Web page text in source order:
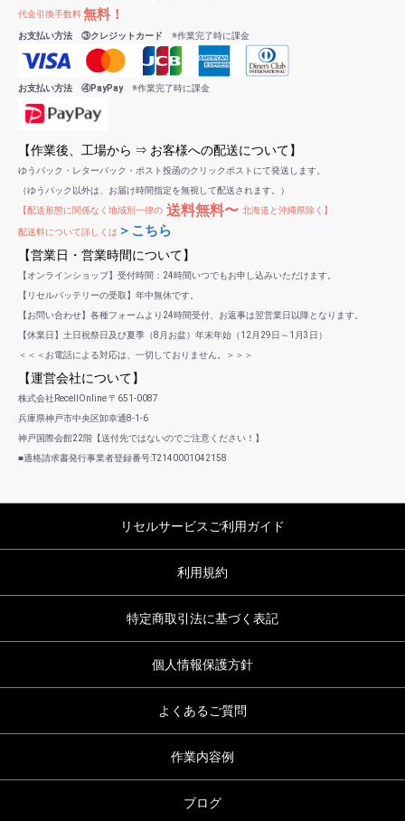
代金引換手数料無料！
お支払い方法 ③クレジットカード ※作業完了時に課金
お支払い方法 ④PayPay※作業完了時に課金
【作業後、工場から ⇒ お客様への配送について】
ゆうパック・レターパック・ポスト投函のクリックポストにて発送します。
（ゆうパック以外は、お届け時間指定を無視して配送されます。）
【配送形態に関係なく地域別一律の 送料無料〜 北海道と沖縄県除く】
配送料について詳しくは ＞こちら
【営業日・営業時間について】
【オンラインショップ】受付時間：24時間いつでもお申し込みいただけます。
【リセルバッテリーの受取】年中無休です。
【お問い合わせ】各種フォームより24時間受付、お返事は翌営業日以降となります。
【休業日】土日祝祭日及び夏季（8月お盆）年末年始（12月29日～1月3日）
＜＜＜お電話による対応は、一切しておりません。＞＞＞
【運営会社について】
株式会社RecellOnline 〒651-0087
兵庫県神戸市中央区卸幸通8-1-6
神戸国際会館22階【送付先ではないのでご注意ください！】
■適格請求書発行事業者登録番号:T2140001042158
リセルサービスご利用ガイド
利用規約
特定商取引法に基づく表記
個人情報保護方針
よくあるご質問
作業内容例
ブログ